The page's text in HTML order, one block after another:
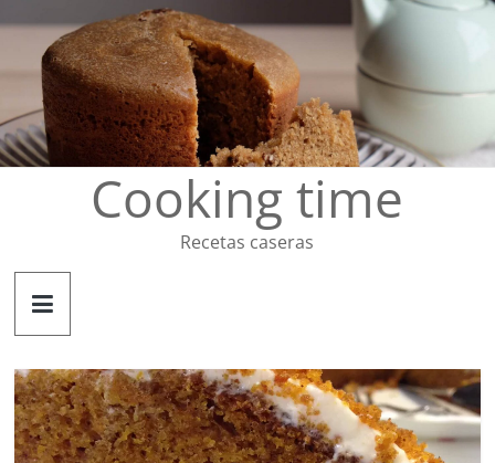
contenido
Cooking time
Recetas caseras